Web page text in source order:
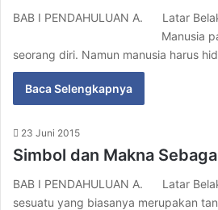
BAB I PENDAHULUAN A. Latar
Manusia pada
seorang diri. Namun manusia harus
Baca Selengkapnya
23 Juni 2015
Simbol dan Makna
BAB I PENDAHULUAN A. Latar
sesuatu yang biasanya merupakan